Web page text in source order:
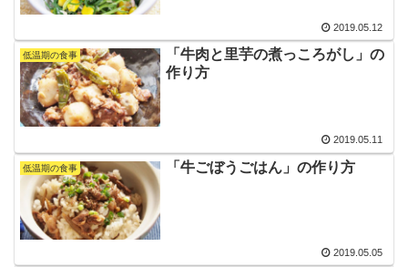
2019.05.12
低温期の食事
「牛肉と里芋の煮っころがし」の
作り方
2019.05.11
低温期の食事 「牛ごぼうごはん」の作り方
2019.05.05